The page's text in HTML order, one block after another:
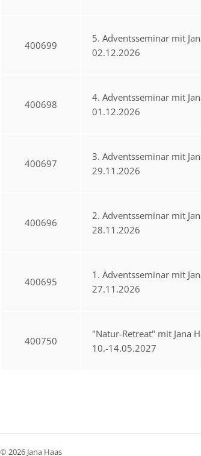
400699
5. Adventsseminar mit
02.12.2026
400698
4. Adventsseminar mit
01.12.2026
400697
3. Adventsseminar mit
29.11.2026
400696
2. Adventsseminar mit
28.11.2026
400695
1. Adventsseminar mit
27.11.2026
400750
"Natur-Retreat" mit Jana
10.-14.05.2027
© 2026 Jana Haas